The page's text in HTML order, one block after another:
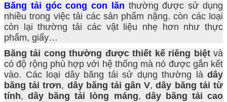
Băng tải góc cong con lăn thường được sử dụng
nhiều trong việc tải các sản phẩm nặng. còn các loại
còn lại thường tải các vật liệu nhẹ hơn như thực
phẩm, giấy…
Băng tải cong thường được thiết kế riêng biệtvà
có độ rộng phù hợp với hệ thống mà nó được gắn kết
vào. Các loại dây băng tải sử dụng thường là dây
băng tải trơn, dây băng tải gân V,dây băng tải từ
tính, dây băng tải lòng máng, dây băng tải cao